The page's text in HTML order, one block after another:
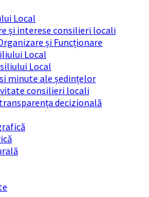
Local
și interese consilieri locali
și Funcționare
Local
Local
minute ale ședințelor
consilieri locali
decizională